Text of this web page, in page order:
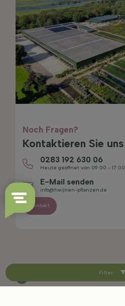
Filter
Noch Fragen?
Kontaktieren Sie uns
0283 192 630 06
Heute geöffnet von 09:00 - 17:00
E-Mail senden
info@heijnen-pflanzen.de
Kontakt
4.4/5